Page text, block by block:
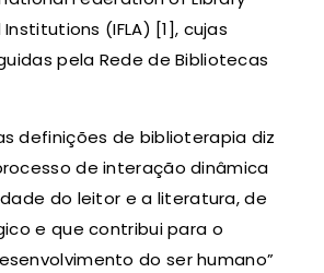
(IFLA) [1], cujas
pela Rede de Bibliotecas
definições de biblioterapia diz
de interação dinâmica
do leitor e a literatura, de
e que contribui para o
do ser humano”